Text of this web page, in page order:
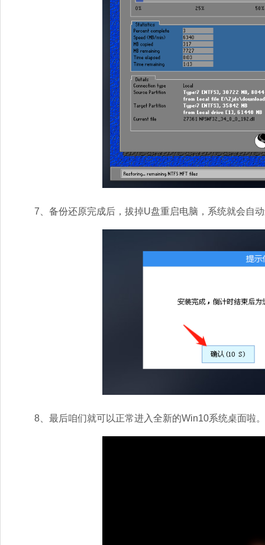
7、备份还原完成后，拔掉U盘重启电脑，系统就会自动
8、最后咱们就可以正常进入全新的Win10系统桌面啦。